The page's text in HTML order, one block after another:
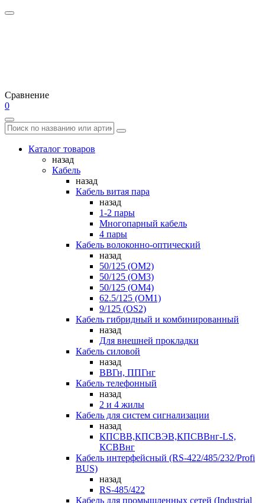
Сравнение
0
Каталог товаров
назад
Кабель
назад
Кабель витая пара
назад
1-2 пары
Многопарный кабель
4 пары
Кабель волоконно-оптический
назад
50/125 (OM2)
50/125 (OM3)
50/125 (OM4)
62.5/125 (OM1)
9/125 (OS2)
Кабель гибридный и комбинированный
назад
Для внешней прокладки
Кабель силовой
назад
ВВГн, ППГнг
Кабель телефонный
назад
2 и 4 жилы
Кабель для систем сигнализации
назад
КПСВВ,КПСВЭВ,КПСВВнг-LS,
КСВВнг
Кабель интерфейсный (RS-422/485/232/Profi
BUS)
назад
RS-485/422
Кабель для промышленных сетей (Industrial